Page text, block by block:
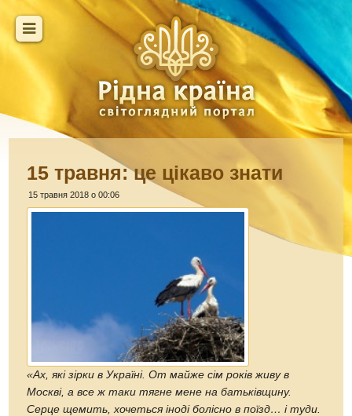
15 травня: це цікаво знати
15 травня 2018 о 00:06
«Ах, які зірки в Україні. От майже сім років живу в
Москві, а все ж таки тягне мене на батьківщину.
Серце щемить, хочеться іноді болісно в поїзд… і туди.